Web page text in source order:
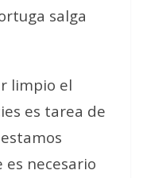
salga
limpio el
es tarea de
es necesario